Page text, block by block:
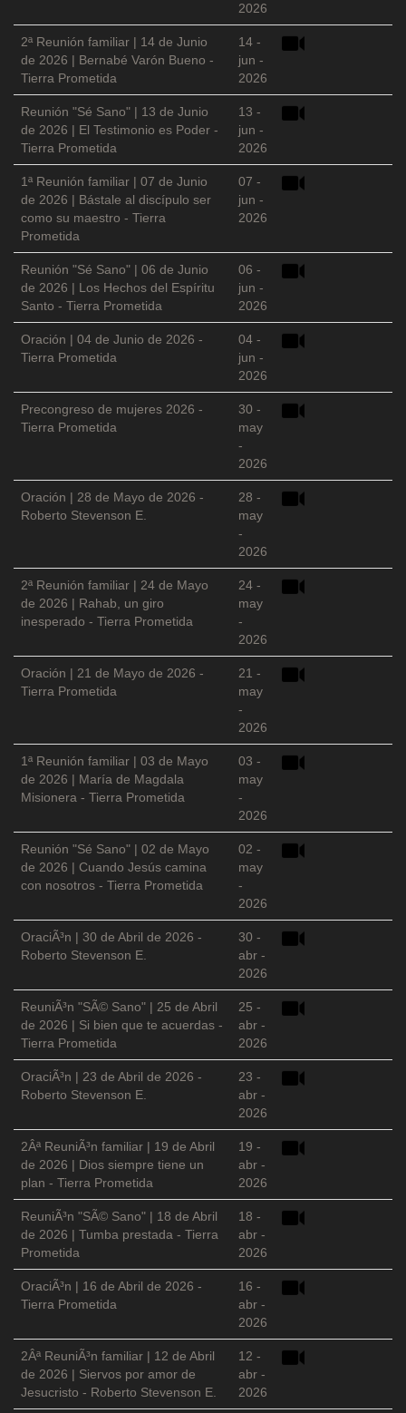
2026
2ª Reunión familiar | 14 de Junio
de 2026 | Bernabé Varón Bueno -
Tierra Prometida
14 -
jun -
2026
Reunión "Sé Sano" | 13 de Junio
de 2026 | El Testimonio es Poder -
Tierra Prometida
13 -
jun -
2026
1ª Reunión familiar | 07 de Junio
de 2026 | Bástale al discípulo ser
como su maestro - Tierra
Prometida
07 -
jun -
2026
Reunión "Sé Sano" | 06 de Junio
de 2026 | Los Hechos del Espíritu
Santo - Tierra Prometida
06 -
jun -
2026
Oración | 04 de Junio de 2026 -
Tierra Prometida
04 -
jun -
2026
Precongreso de mujeres 2026 -
Tierra Prometida
30 -
may
-
2026
Oración | 28 de Mayo de 2026 -
Roberto Stevenson E.
28 -
may
-
2026
2ª Reunión familiar | 24 de Mayo
de 2026 | Rahab, un giro
inesperado - Tierra Prometida
24 -
may
-
2026
Oración | 21 de Mayo de 2026 -
Tierra Prometida
21 -
may
-
2026
1ª Reunión familiar | 03 de Mayo
de 2026 | María de Magdala
Misionera - Tierra Prometida
03 -
may
-
2026
Reunión "Sé Sano" | 02 de Mayo
de 2026 | Cuando Jesús camina
con nosotros - Tierra Prometida
02 -
may
-
2026
OraciÃ³n | 30 de Abril de 2026 -
Roberto Stevenson E.
30 -
abr -
2026
ReuniÃ³n "SÃ© Sano" | 25 de Abril
de 2026 | Si bien que te acuerdas -
Tierra Prometida
25 -
abr -
2026
OraciÃ³n | 23 de Abril de 2026 -
Roberto Stevenson E.
23 -
abr -
2026
2Âª ReuniÃ³n familiar | 19 de Abril
de 2026 | Dios siempre tiene un
plan - Tierra Prometida
19 -
abr -
2026
ReuniÃ³n "SÃ© Sano" | 18 de Abril
de 2026 | Tumba prestada - Tierra
Prometida
18 -
abr -
2026
OraciÃ³n | 16 de Abril de 2026 -
Tierra Prometida
16 -
abr -
2026
2Âª ReuniÃ³n familiar | 12 de Abril
de 2026 | Siervos por amor de
Jesucristo - Roberto Stevenson E.
12 -
abr -
2026